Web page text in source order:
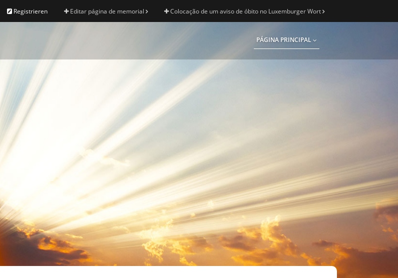
Registrieren Editar página de memorial Colocação de um aviso de óbito no Luxemburger Wort
PÁGINA PRINCIPAL